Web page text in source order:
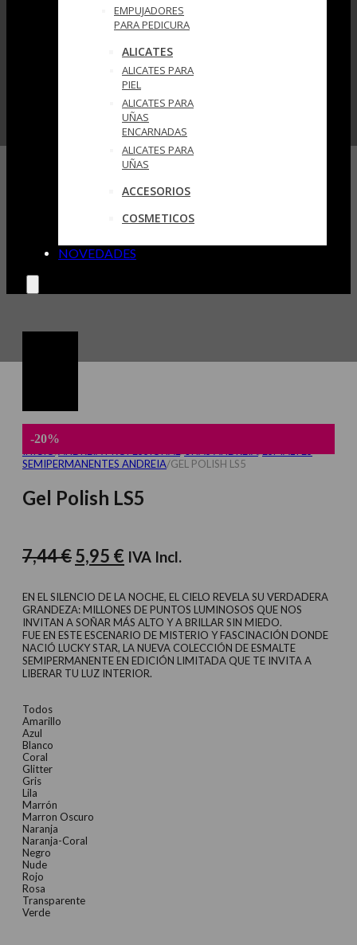
EMPUJADORES
PARA PEDICURA
ALICATES
ALICATES PARA
PIEL
ALICATES PARA
UÑAS
ENCARNADAS
ALICATES PARA
UÑAS
ACCESORIOS
COSMETICOS
NOVEDADES
-20%
SEMIPERMANENTES ANDREIA/GEL POLISH LS5
Gel Polish LS5
7,44€El
original
era:
7,44 €.
5,95 € El
actual
es:
5,95 €.
IVA Incl.
EN EL SILENCIO DE LA NOCHE, EL CIELO REVELA SU VERDADERA
GRANDEZA: MILLONES DE PUNTOS LUMINOSOS QUE NOS
INVITAN A SOÑAR MÁS ALTO Y A BRILLAR SIN MIEDO.
FUE EN ESTE ESCENARIO DE MISTERIO Y FASCINACIÓN DONDE
NACIÓ LUCKY STAR, LA NUEVA COLECCIÓN DE ESMALTE
SEMIPERMANENTE EN EDICIÓN LIMITADA QUE TE INVITA A
LIBERAR TU LUZ INTERIOR.
Todos
Amarillo
Azul
Blanco
Coral
Glitter
Gris
Lila
Marrón
Marron Oscuro
Naranja
Naranja-Coral
Negro
Nude
Rojo
Rosa
Transparente
Verde